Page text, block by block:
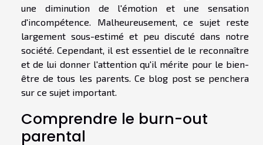
une diminution de l'émotion et une sensation
d'incompétence. Malheureusement, ce sujet reste
largement sous-estimé et peu discuté dans notre
société. Cependant, il est essentiel de le reconnaître
et de lui donner l'attention qu'il mérite pour le bien-
être de tous les parents. Ce blog post se penchera
sur ce sujet important.
Comprendre le burn-out
parental